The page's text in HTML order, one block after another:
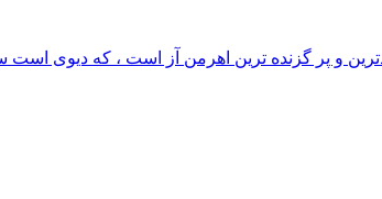
و پر گزنده ترین اهرمن آز است ، که دیوی است